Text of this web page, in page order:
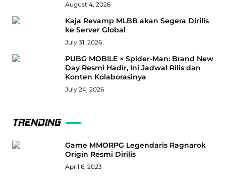
August 4, 2026
Kaja Revamp MLBB akan Segera Dirilis
ke Server Global
July 31, 2026
PUBG MOBILE × Spider-Man: Brand New
Day Resmi Hadir, Ini Jadwal Rilis dan
Konten Kolaborasinya
July 24, 2026
TRENDING
Game MMORPG Legendaris Ragnarok
Origin Resmi Dirilis
April 6, 2023